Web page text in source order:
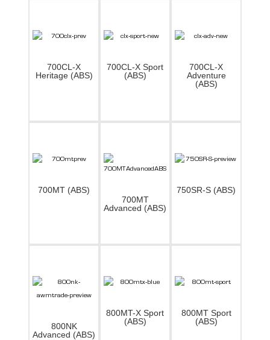
700CL-X
Heritage (ABS)
700CL-X Sport
(ABS)
700CL-X
Adventure
(ABS)
700MT (ABS)
700MT
Advanced (ABS)
750SR-S (ABS)
800NK
Advanced (ABS)
800MT-X Sport
(ABS)
800MT Sport
(ABS)